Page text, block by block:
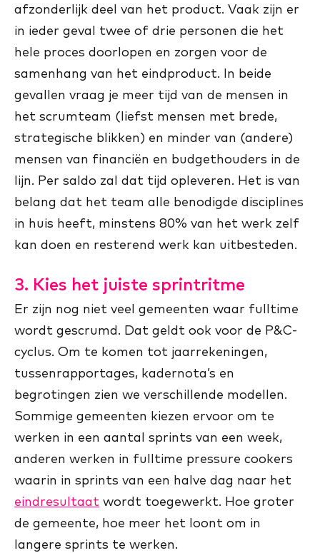
afzonderlijk deel van het product. Vaak zijn er
in ieder geval twee of drie personen die het
hele proces doorlopen en zorgen voor de
samenhang van het eindproduct. In beide
gevallen vraag je meer tijd van de mensen in
het scrumteam (liefst mensen met brede,
strategische blikken) en minder van (andere)
mensen van financiën en budgethouders in de
lijn. Per saldo zal dat tijd opleveren. Het is van
belang dat het team alle benodigde disciplines
in huis heeft, minstens 80% van het werk zelf
kan doen en resterend werk kan uitbesteden.
3. Kies het juiste sprintritme
Er zijn nog niet veel gemeenten waar fulltime
wordt gescrumd. Dat geldt ook voor de P&C-
cyclus. Om te komen tot jaarrekeningen,
tussenrapportages, kadernota’s en
begrotingen zien we verschillende modellen.
Sommige gemeenten kiezen ervoor om te
werken in een aantal sprints van een week,
anderen werken in fulltime pressure cookers
waarin in sprints van een halve dag naar het
eindresultaat wordt toegewerkt. Hoe groter
de gemeente, hoe meer het loont om in
langere sprints te werken.